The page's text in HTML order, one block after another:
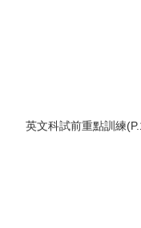
英文科試前重點訓練